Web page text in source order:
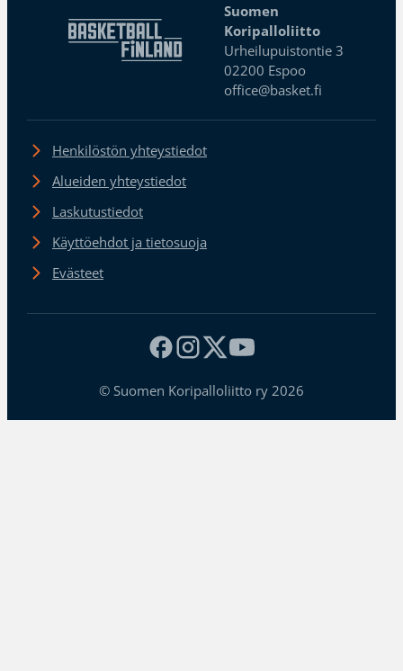
Suomen
Koripalloliitto
Urheilupuistontie 3
02200 Espoo
office@basket.fi
Henkilöstön yhteystiedot
Alueiden yhteystiedot
Laskutustiedot
Käyttöehdot ja tietosuoja
Evästeet
© Suomen Koripalloliitto ry 2026